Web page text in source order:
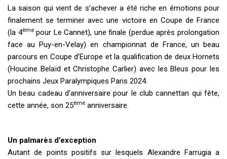
La saison qui vient de s’achever a été riche en émotions pour
finalement se terminer avec une victoire en Coupe de France
(la 4èmepour Le Cannet), une finale (perdue après prolongation
face au Puy-en-Velay) en championnat de France, un beau
parcours en Coupe d’Europe et la qualification de deux Hornets
(Houcine Belaïd et Christophe Carlier) avec les Bleus pour les
prochains Jeux Paralympiques Paris 2024.
Un beau cadeau d’anniversaire pour le club cannettan qui fête,
cette année, son 25ème anniversaire.
Un palmarès d’exception
Autant de points positifs sur lesquels Alexandre Farrugia a